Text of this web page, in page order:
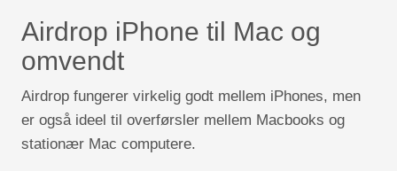
Airdrop iPhone til Mac og
omvendt
Airdrop fungerer virkelig godt mellem iPhones, men
er også ideel til overførsler mellem Macbooks og
stationær Mac computere.